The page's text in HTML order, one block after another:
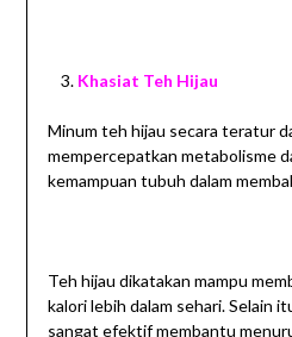
Khasiat Teh Hijau
Minum teh hijau secara teratur
mempercepatkan metabolisme
kemampuan tubuh dalam
Teh hijau dikatakan mampu
kalori lebih dalam sehari. Selain
sangat efektif membantu